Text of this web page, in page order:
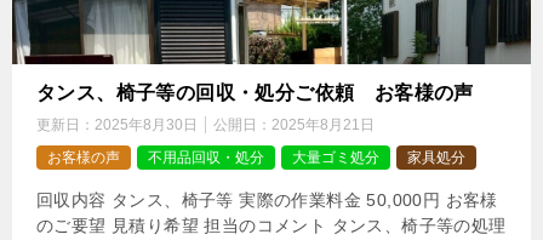
タンス、椅子等の回収・処分ご依頼 お客様の声
更新日： 2025年8月30日 公開日： 2025年8月21日
お客様の声
不用品回収・処分 大量ゴミ処分 家具処分
回収内容 タンス、椅子等 実際の作業料金 50,000円 お客様
のご要望 見積り希望 担当のコメント タンス、椅子等の処理